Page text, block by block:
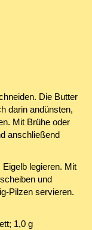
Die Butter
darin andünsten,
Mit Brühe oder
anschließend
legieren. Mit
und
Pilzen servieren.
1,0 g